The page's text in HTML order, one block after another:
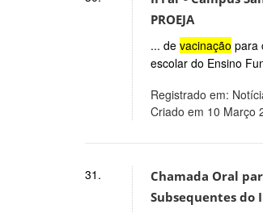
PROEJA
... de vacinação para
escolar do Ensino
Registrado em:
Criado em 10 Março
Chamada Oral
Subsequentes do
31.